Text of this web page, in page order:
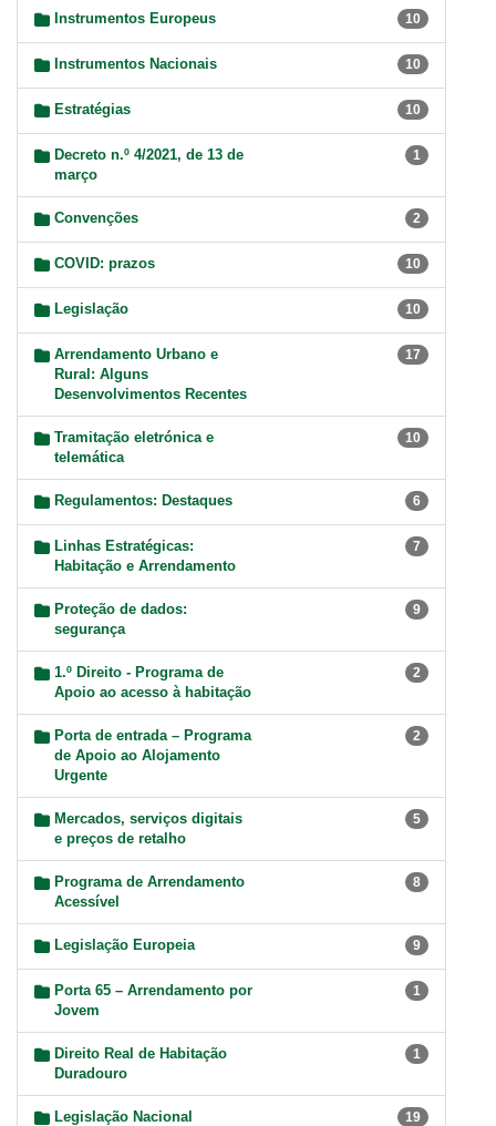
Instrumentos Europeus 10
Instrumentos Nacionais 10
Estratégias 10
Decreto n.º 4/2021, de 13 de
março
1
Convenções 2
COVID: prazos 10
Legislação 10
Arrendamento Urbano e
Rural: Alguns
Desenvolvimentos Recentes
17
Tramitação eletrónica e
telemática
10
Regulamentos: Destaques 6
Linhas Estratégicas:
Habitação e Arrendamento
7
Proteção de dados:
segurança
9
1.º Direito - Programa de
Apoio ao acesso à habitação
2
Porta de entrada – Programa
de Apoio ao Alojamento
Urgente
2
Mercados, serviços digitais
e preços de retalho
5
Programa de Arrendamento
Acessível
8
Legislação Europeia 9
Porta 65 – Arrendamento por
Jovem
1
Direito Real de Habitação
Duradouro
1
Legislação Nacional 19